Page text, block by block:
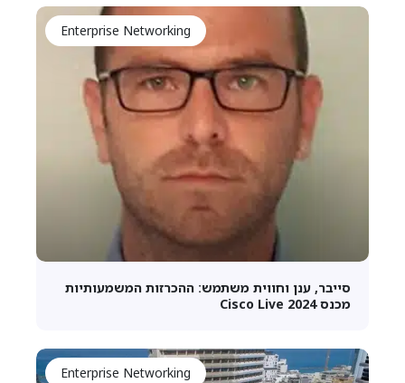
Enterprise Networking
סייבר, ענן וחווית משתמש: ההכרזות המשמעותיות
מכנס Cisco Live 2024
Enterprise Networking